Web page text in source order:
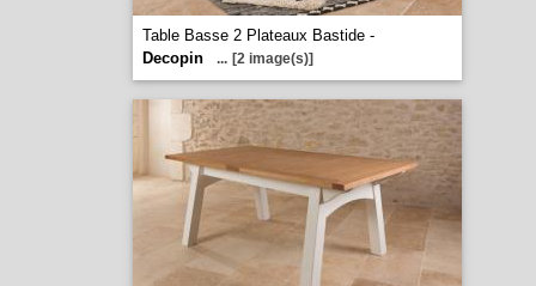
Table Basse 2 Plateaux Bastide -
Decopin
... [2 image(s)]